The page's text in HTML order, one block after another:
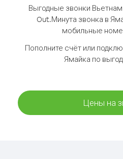
Выгодные звонки
Out.Минута звонка в
мобильные
Пополните счёт или
Ямайка по
Цены на